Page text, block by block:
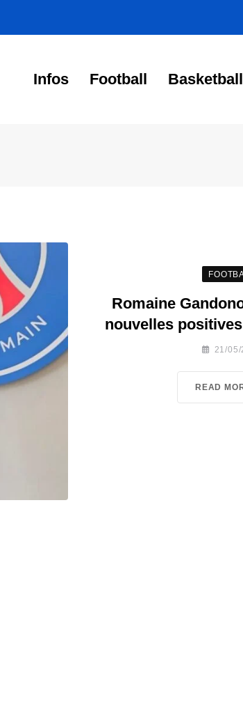
Infos Football Basketball
Romaine
nouvelles
21/05/
READ